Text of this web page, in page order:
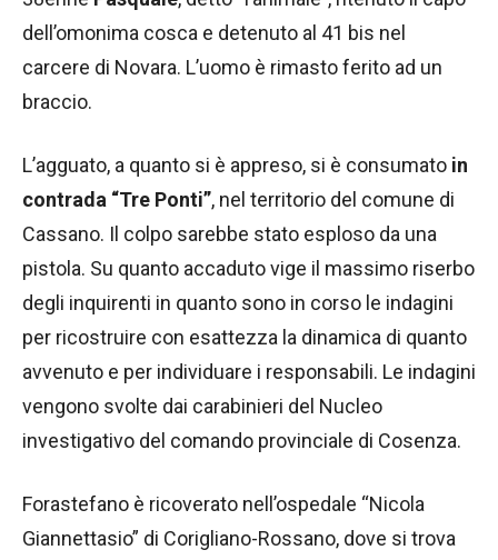
dell’omonima cosca e detenuto al 41 bis nel
carcere di Novara. L’uomo è rimasto ferito ad un
braccio.
L’agguato, a quanto si è appreso, si è consumato in
contrada “Tre Ponti”, nel territorio del comune di
Cassano. Il colpo sarebbe stato esploso da una
pistola. Su quanto accaduto vige il massimo riserbo
degli inquirenti in quanto sono in corso le indagini
per ricostruire con esattezza la dinamica di quanto
avvenuto e per individuare i responsabili. Le indagini
vengono svolte dai carabinieri del Nucleo
investigativo del comando provinciale di Cosenza.
Forastefano è ricoverato nell’ospedale “Nicola
Giannettasio” di Corigliano-Rossano, dove si trova